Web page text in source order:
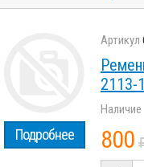
Подробнее
2113-
800